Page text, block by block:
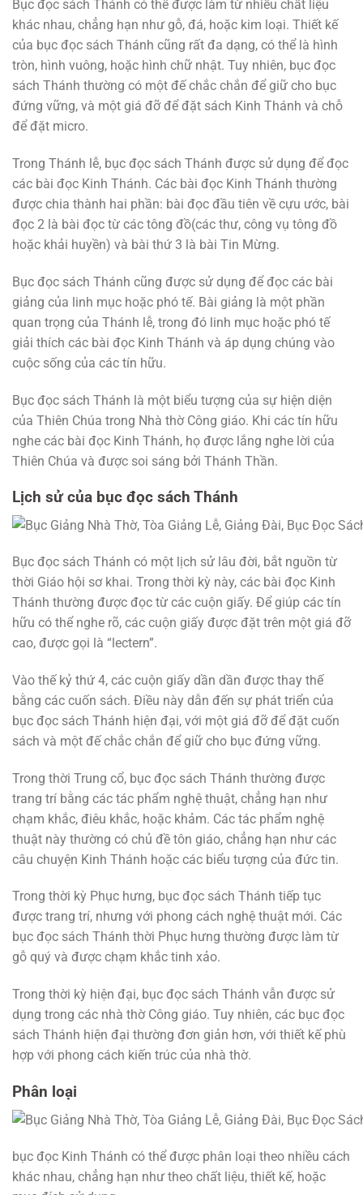
Bục đọc sách Thánh có thể được làm từ nhiều chất liệu
khác nhau, chẳng hạn như gỗ, đá, hoặc kim loại. Thiết kế
của bục đọc sách Thánh cũng rất đa dạng, có thể là hình
tròn, hình vuông, hoặc hình chữ nhật. Tuy nhiên, bục đọc
sách Thánh thường có một đế chắc chắn để giữ cho bục
đứng vững, và một giá đỡ để đặt sách Kinh Thánh và chỗ
để đặt micro.
Trong Thánh lễ, bục đọc sách Thánh được sử dụng để đọc
các bài đọc Kinh Thánh. Các bài đọc Kinh Thánh thường
được chia thành hai phần: bài đọc đầu tiên về cựu ước, bài
đọc 2 là bài đọc từ các tông đồ(các thư, công vụ tông đồ
hoặc khải huyền) và bài thứ 3 là bài Tin Mừng.
Bục đọc sách Thánh cũng được sử dụng để đọc các bài
giảng của linh mục hoặc phó tế. Bài giảng là một phần
quan trọng của Thánh lễ, trong đó linh mục hoặc phó tế
giải thích các bài đọc Kinh Thánh và áp dụng chúng vào
cuộc sống của các tín hữu.
Bục đọc sách Thánh là một biểu tượng của sự hiện diện
của Thiên Chúa trong Nhà thờ Công giáo. Khi các tín hữu
nghe các bài đọc Kinh Thánh, họ được lắng nghe lời của
Thiên Chúa và được soi sáng bởi Thánh Thần.
Lịch sử của bục đọc sách Thánh
Bục đọc sách Thánh có một lịch sử lâu đời, bắt nguồn từ
thời Giáo hội sơ khai. Trong thời kỳ này, các bài đọc Kinh
Thánh thường được đọc từ các cuộn giấy. Để giúp các tín
hữu có thể nghe rõ, các cuộn giấy được đặt trên một giá đỡ
cao, được gọi là “lectern”.
Vào thế kỷ thứ 4, các cuộn giấy dần dần được thay thế
bằng các cuốn sách. Điều này dẫn đến sự phát triển của
bục đọc sách Thánh hiện đại, với một giá đỡ để đặt cuốn
sách và một đế chắc chắn để giữ cho bục đứng vững.
Trong thời Trung cổ, bục đọc sách Thánh thường được
trang trí bằng các tác phẩm nghệ thuật, chẳng hạn như
chạm khắc, điêu khắc, hoặc khảm. Các tác phẩm nghệ
thuật này thường có chủ đề tôn giáo, chẳng hạn như các
câu chuyện Kinh Thánh hoặc các biểu tượng của đức tin.
Trong thời kỳ Phục hưng, bục đọc sách Thánh tiếp tục
được trang trí, nhưng với phong cách nghệ thuật mới. Các
bục đọc sách Thánh thời Phục hưng thường được làm từ
gỗ quý và được chạm khắc tinh xảo.
Trong thời kỳ hiện đại, bục đọc sách Thánh vẫn được sử
dụng trong các nhà thờ Công giáo. Tuy nhiên, các bục đọc
sách Thánh hiện đại thường đơn giản hơn, với thiết kế phù
hợp với phong cách kiến trúc của nhà thờ.
Phân loại
bục đọc Kinh Thánh có thể được phân loại theo nhiều cách
khác nhau, chẳng hạn như theo chất liệu, thiết kế, hoặc